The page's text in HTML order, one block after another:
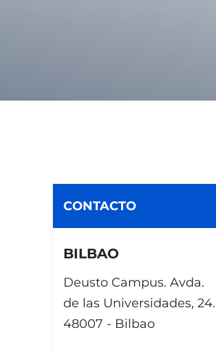
CONTACTO
BILBAO
Deusto Campus. Avda.
de las Universidades, 24.
48007 - Bilbao